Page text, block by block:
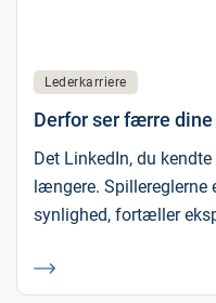
Lederkarriere
Derfor ser færre
Det LinkedIn, du
længere. Spillereglerne
synlighed, fortæller